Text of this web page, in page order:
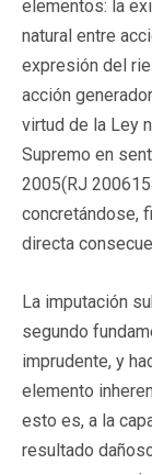
elementos: la
natural entre
expresión del
acción
virtud de la Ley
Supremo en
2005(RJ
concretándose,
directa
La imputación
segundo
imprudente, y
elemento
esto es, a la
resultado